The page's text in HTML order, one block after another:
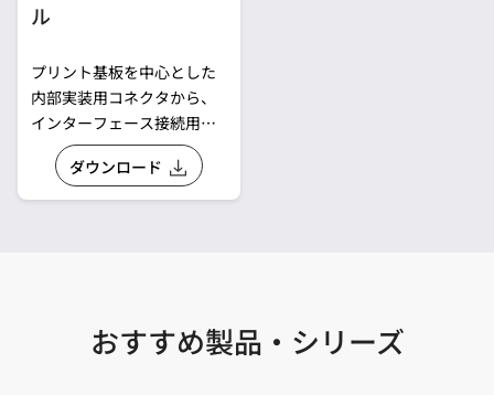
ル
プリント基板を中心とした
内部実装用コネクタから、
インターフェース接続用コ
ネクタまで、多様な接続に
お応えできる最適なコネク
タを抜粋し、一覧表化した
ダウンロード
おすすめ製品・シリーズ